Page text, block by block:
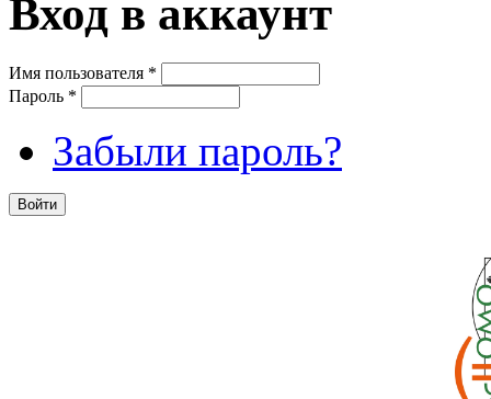
Вход в аккаунт
Имя пользователя *
Пароль *
Забыли пароль?